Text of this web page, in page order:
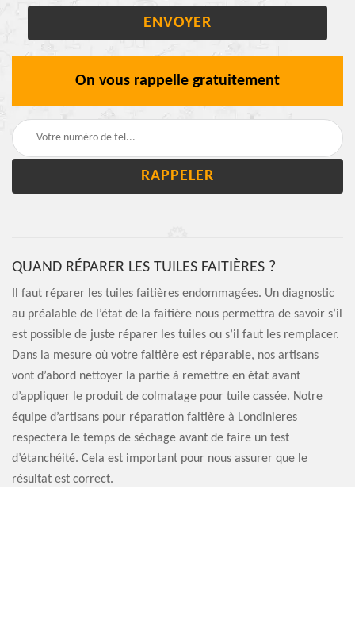
On vous rappelle gratuitement
QUAND RÉPARER LES TUILES FAITIÈRES ?
Il faut réparer les tuiles faitières endommagées. Un diagnostic
au préalable de l’état de la faitière nous permettra de savoir s’il
est possible de juste réparer les tuiles ou s’il faut les remplacer.
Dans la mesure où votre faitière est réparable, nos artisans
vont d’abord nettoyer la partie à remettre en état avant
d’appliquer le produit de colmatage pour tuile cassée. Notre
équipe d’artisans pour réparation faitière à Londinieres
respectera le temps de séchage avant de faire un test
d’étanchéité. Cela est important pour nous assurer que le
résultat est correct.